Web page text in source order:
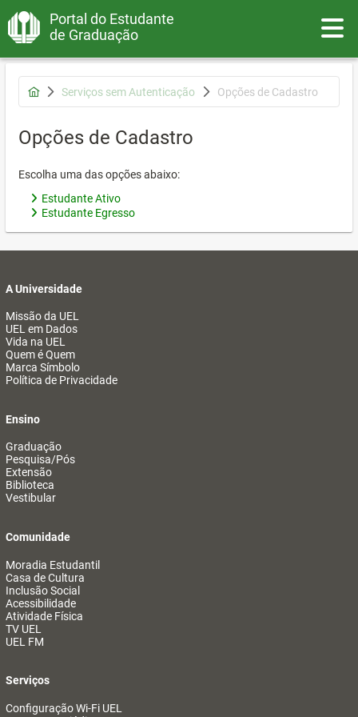
Portal do Estudante
de Graduação
Serviços sem Autenticação Opções de Cadastro
Opções de Cadastro
Escolha uma das opções abaixo:
Estudante Ativo
Estudante Egresso
A Universidade
Missão da UEL
UEL em Dados
Vida na UEL
Quem é Quem
Marca Símbolo
Política de Privacidade
Ensino
Graduação
Pesquisa/Pós
Extensão
Biblioteca
Vestibular
Comunidade
Moradia Estudantil
Casa de Cultura
Inclusão Social
Acessibilidade
Atividade Física
TV UEL
UEL FM
Serviços
Configuração Wi-Fi UEL